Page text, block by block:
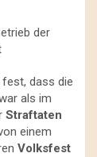
der
fest, dass die
als im
Straftaten
einem
Volksfest